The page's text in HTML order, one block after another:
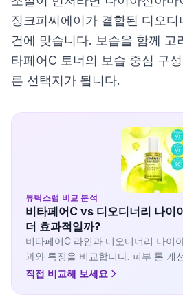
징크피씨에이가 결합된 디오
건에 맞습니다. 보습을 함께 고
타페어C 토너의 보습 중심 구
른 선택지가 됩니다.
뷰틱스랩 비교 분석
비타페어C vs 디오디너리 나이
더 효과적일까?
비타페어C 라인과 디오디너리 나이
과와 특징을 비교합니다. 피부 톤 개
성분의 차이를 확인할 수 있습니다.
직접 비교해 보세요